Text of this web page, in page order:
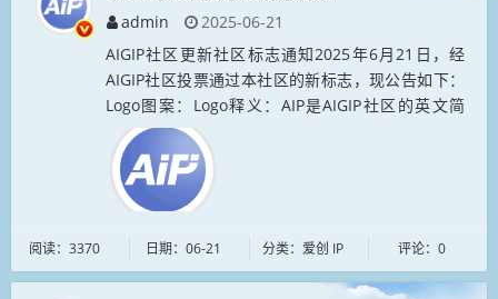
admin
2025-06-21
AIGIP社区更新社区标志通知2025年6月21日，经
AIGIP社区投票通过本社区的新标志，现公告如下：
Logo图案：Logo释义：AIP是AIGIP社区的英文简
写，表达社区成员正在用Ai生成创新的IP和产品；A
表示...
阅读：3370 日期：06-21 分类：爱创 IP 评论：0